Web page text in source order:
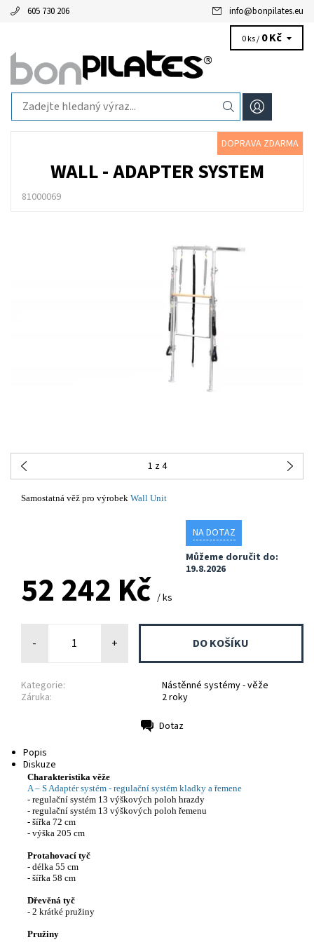
605 730 206 info@bonpilates.eu
0 ks / 0 Kč
DOPRAVA ZDARMA
WALL - ADAPTER SYSTEM
81000069
1 z 4
Samostatná věž pro výrobek Wall Unit
NA DOTAZ
Můžeme doručit do:
19.8.2026
52 242 Kč / ks
- +
Kategorie:
Nástěnné systémy - věže
Záruka:
2 roky
Dotaz
Popis
Diskuze
Charakteristika věže
A – S Adaptér systém - regulační systém kladky a řemene
- regulační systém 13 výškových poloh hrazdy
- regulační systém 13 výškových poloh řemenu
- šířka 72 cm
- výška 205 cm
Protahovací tyč
- délka 55 cm
- šířka 58 cm
Dřevěná tyč
- 2 krátké pružiny
Pružiny